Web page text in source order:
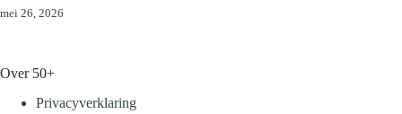
mei 26, 2026
Over 50+
Privacyverklaring